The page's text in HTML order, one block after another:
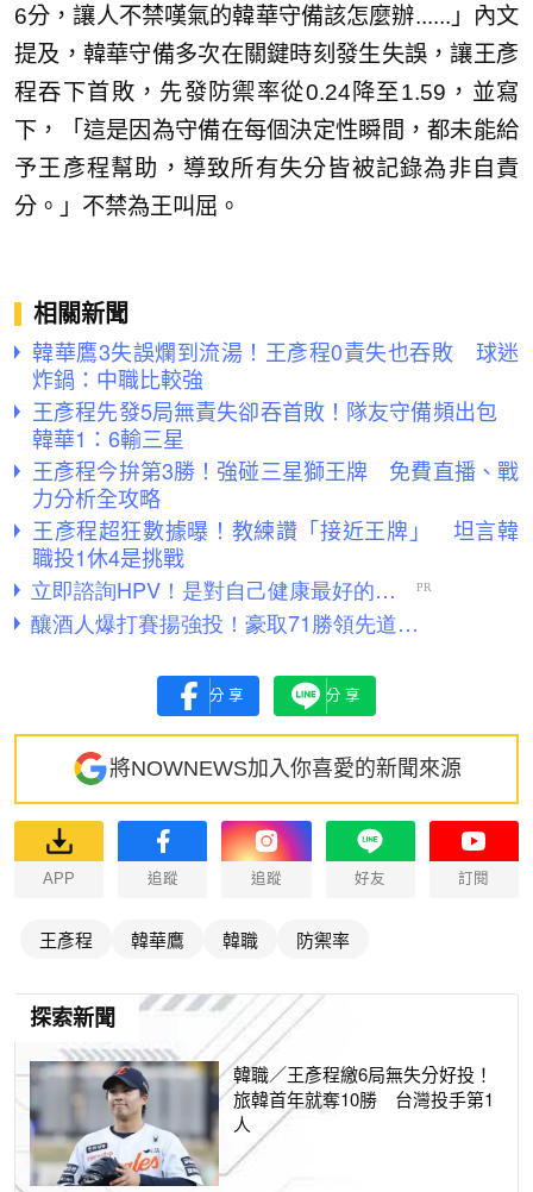
6分，讓人不禁嘆氣的韓華守備該怎麼辦......」內文
提及，韓華守備多次在關鍵時刻發生失誤，讓王彥
程吞下首敗，先發防禦率從0.24降至1.59，並寫
下，「這是因為守備在每個決定性瞬間，都未能給
予王彥程幫助，導致所有失分皆被記錄為非自責
分。」不禁為王叫屈。
相關新聞
韓華鷹3失誤爛到流湯！王彥程0責失也吞敗 球迷
炸鍋：中職比較強
王彥程先發5局無責失卻吞首敗！隊友守備頻出包
韓華1：6輸三星
王彥程今拚第3勝！強碰三星獅王牌 免費直播、戰
力分析全攻略
王彥程超狂數據曝！教練讚「接近王牌」 坦言韓
職投1休4是挑戰
分享 分享
將NOWNEWS加入你喜愛的新聞來源
APP 追蹤 追蹤 好友 訂閱
王彥程 韓華鷹 韓職 防禦率
探索新聞
韓職／王彥程繳6局無失分好投！
旅韓首年就奪10勝 台灣投手第1
人